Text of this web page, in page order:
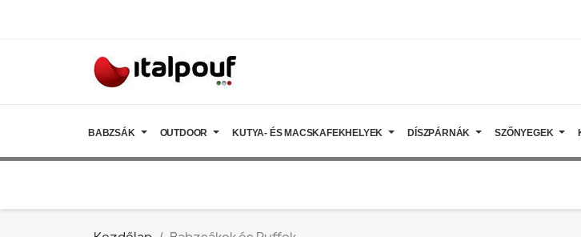
BABZSÁK OUTDOOR KUTYA- ÉS MACSKAFEKHELYEK DÍSZPÁRNÁK SZŐNYEGEK